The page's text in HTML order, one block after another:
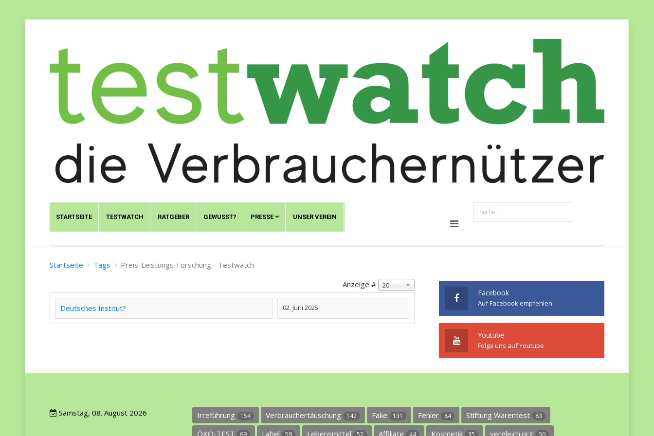
STARTSEITE TESTWATCH RATGEBER GEWUSST? PRESSE UNSER VEREIN
Startseite Tags
Preis-Leistungs-Forschung - Testwatch
Anzeige #
20
Deutsches Institut? 02. Juni 2025
Facebook
Auf Facebook empfehlen
Youtube
Folge uns auf Youtube
Samstag, 08. August 2026 Irreführung 154 Verbrauchertäuschung 142 Fake 131 Fehler 84 Stiftung Warentest 83
ÖKO-TEST 69 Label 59 Lebensmittel 52 Affiliate 44 Kosmetik 35 vergleich.org 30